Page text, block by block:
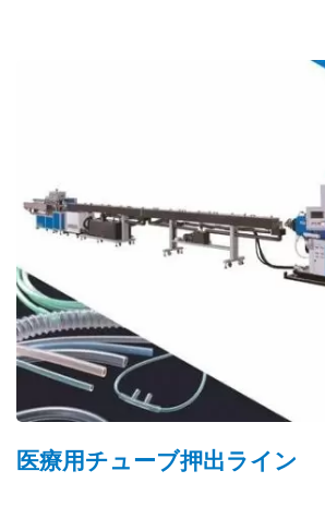
医療用チューブ押出ライン